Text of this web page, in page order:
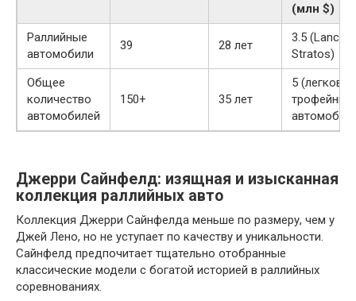
(млн $)
Раллийные
автомобили
39 28 лет
3.5 (Lancia
Stratos)
Общее
количество
автомобилей
150+ 35 лет
5 (легковой
трофейный
Джерри Сайнфелд: изящная и изысканная
коллекция раллийных авто
Коллекция Джерри Сайнфелда меньше по размеру, чем у
Джей Лено, но не уступает по качеству и уникальности.
Сайнфелд предпочитает тщательно отобранные
классические модели с богатой историей в раллийных
соревнованиях.